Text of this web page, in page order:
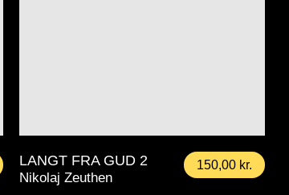
LANGT FRA GUD 2
Nikolaj Zeuthen
150,00 kr.